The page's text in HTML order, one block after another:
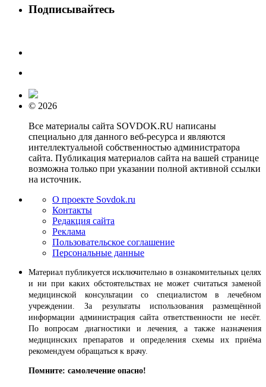
Подписывайтесь
© 2026
Все материалы сайта SOVDOK.RU написаны
специально для данного веб-ресурса и являются
интеллектуальной собственностью администратора
сайта. Публикация материалов сайта на вашей странице
возможна только при указании полной активной ссылки
на источник.
О проекте Sovdok.ru
Контакты
Редакция сайта
Реклама
Пользовательское соглашение
Персональные данные
Материал публикуется исключительно в ознакомительных целях
и ни при каких обстоятельствах не может считаться заменой
медицинской консультации со специалистом в лечебном
учреждении. За результаты использования размещённой
информации администрация сайта ответственности не несёт.
По вопросам диагностики и лечения, а также назначения
медицинских препаратов и определения схемы их приёма
рекомендуем обращаться к врачу.
Помните: самолечение опасно!